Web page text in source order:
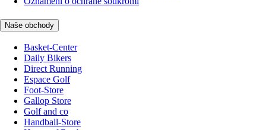
Naše obchody
Basket-Center
Daily Bikers
Direct Running
Espace Golf
Foot-Store
Gallop Store
Golf and co
Handball-Store